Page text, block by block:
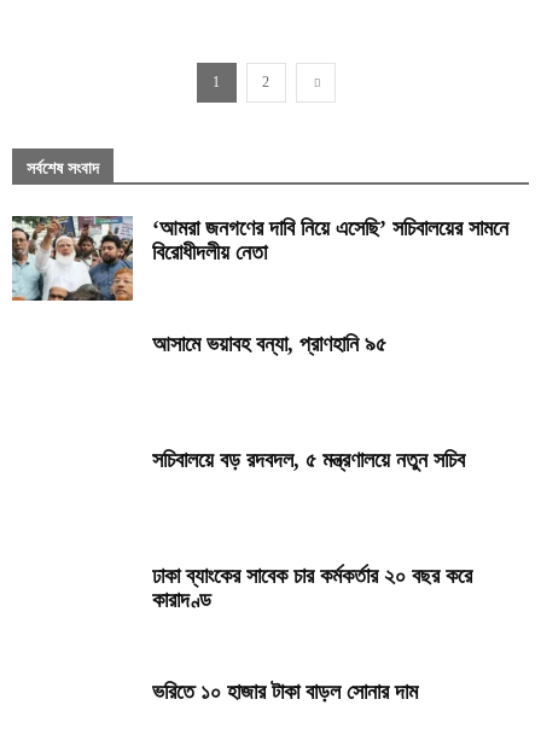
1 2
সর্বশেষ সংবাদ
‘আমরা জনগণের দাবি নিয়ে এসেছি’ সচিবালয়ের সামনে
বিরোধীদলীয় নেতা
আসামে ভয়াবহ বন্যা, প্রাণহানি ৯৫
সচিবালয়ে বড় রদবদল, ৫ মন্ত্রণালয়ে নতুন সচিব
ঢাকা ব্যাংকের সাবেক চার কর্মকর্তার ২০ বছর করে
কারাদণ্ড
ভরিতে ১০ হাজার টাকা বাড়ল সোনার দাম